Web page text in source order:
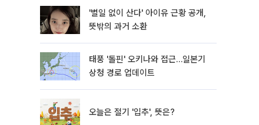
'별일 없이 산다' 아이유 근황 공개,
뜻밖의 과거 소환
태풍 '돌핀' 오키나와 접근…일본기
상청 경로 업데이트
오늘은 절기 '입추', 뜻은?